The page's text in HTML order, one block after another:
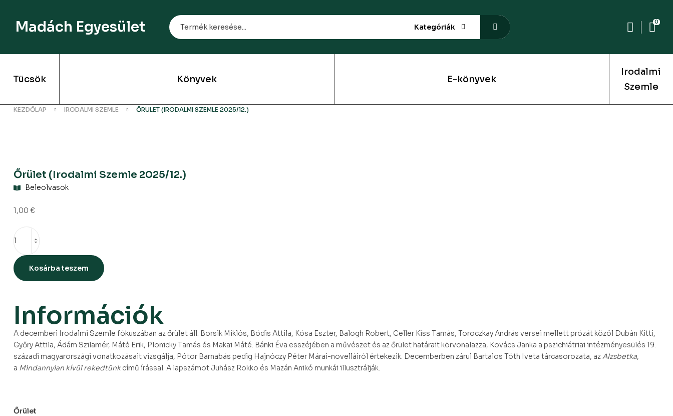
Madách Egyesület Kategóriák
0
Tücsök Könyvek E-könyvek
Irodalmi
Szemle
KEZDŐLAP IRODALMI SZEMLE ŐRÜLET (IRODALMI SZEMLE 2025/12.)
Őrület (Irodalmi Szemle 2025/12.)
Beleolvasok
1,00 €
Kosárba teszem
Információk
A decemberi Irodalmi Szemle fókuszában az őrület áll. Borsik Miklós, Bódis Attila, Kósa Eszter, Balogh Robert, Celler Kiss Tamás, Toroczkay András versei mellett prózát közöl Dubán Kitti,
Győry Attila, Ádám Szilamér, Máté Erik, Plonicky Tamás és Makai Máté. Bánki Éva esszéjében a művészet és az őrület határait körvonalazza, Kovács Janka a pszichiátriai intézményesülés 19.
századi magyarországi vonatkozásait vizsgálja, Pótor Barnabás pedig Hajnóczy Péter Márai-novelláiról értekezik. Decemberben zárul Bartalos Tóth Iveta tárcasorozata, azAlzsbetka,
a Mindannyian kívül rekedtünkcímű írással. A lapszámot Juhász Rokko és Mazán Anikó munkái illusztrálják.
Őrület